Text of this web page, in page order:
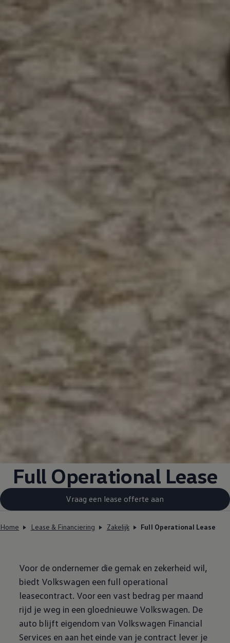
Full Operational Lease
Vraag een lease offerte aan
Home Lease & Financiering Zakelijk Full Operational Lease
Voor de ondernemer die gemak en zekerheid wil,
biedt Volkswagen een full operational
leasecontract. Voor een vast bedrag per maand
rijd je weg in een gloednieuwe Volkswagen. De
auto blijft eigendom van Volkswagen Financial
Services en aan het einde van je contract lever je